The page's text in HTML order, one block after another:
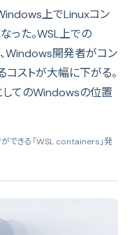
上でLinuxコン
った。WSL上での
Windows開発者がコン
ストが大幅に下がる。
してのWindowsの位置
できる「WSL containers」発